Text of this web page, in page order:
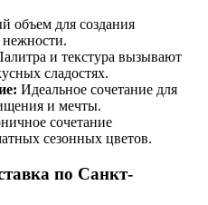
объем для создания
нежности.
и текстура вызывают
сладостях.
Идеальное сочетание для
и мечты.
сочетание
сезонных цветов.
по Санкт-